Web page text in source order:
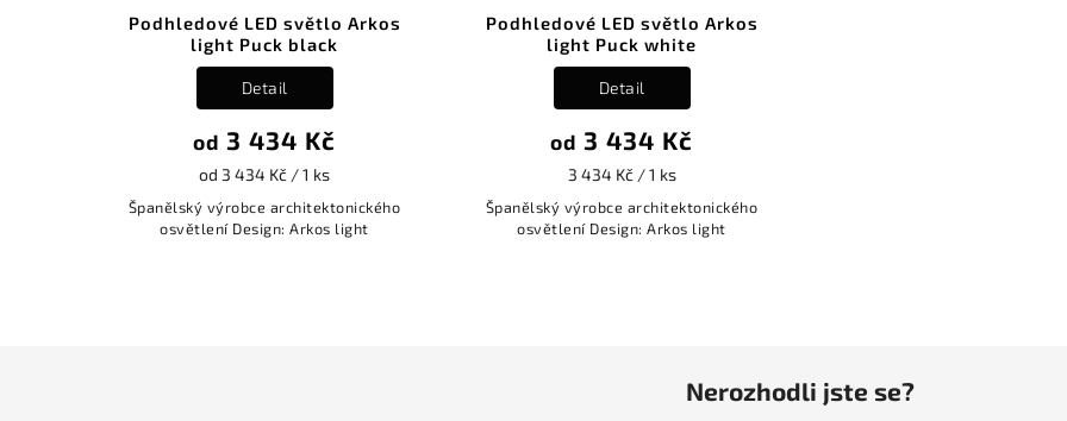
Podhledové LED světlo Arkos
light Puck black
od 3 434 Kč
od 3 434 Kč / 1 ks
Detail
Španělský výrobce architektonického
osvětlení Design: Arkos light
Podhledové LED světlo Arkos
light Puck white
od 3 434 Kč
3 434 Kč / 1 ks
Detail
Španělský výrobce architektonického
osvětlení Design: Arkos light
Nerozhodli jste se?